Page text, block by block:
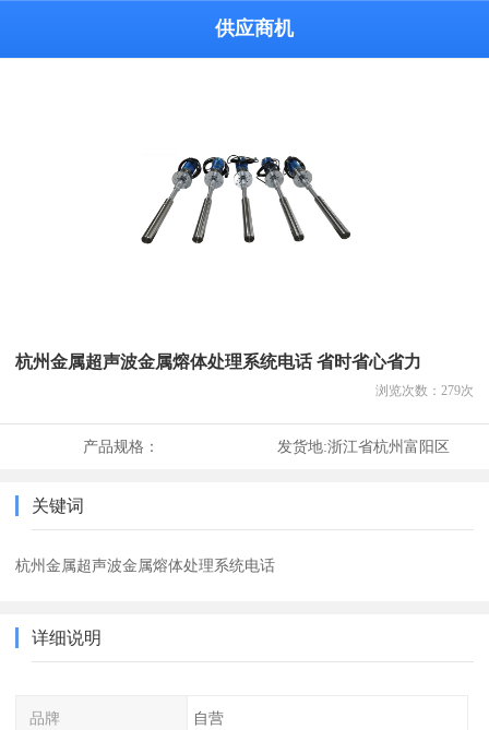
供应商机
杭州金属超声波金属熔体处理系统电话 省时省心省力
浏览次数： 279次
产品规格： 发货地:浙江省杭州富阳区
关键词
杭州金属超声波金属熔体处理系统电话
详细说明
品牌 自营